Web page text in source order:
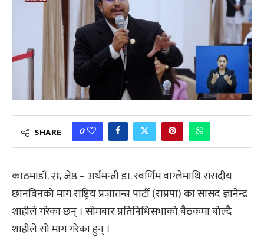
SHARE 0
काठमाडौं. २६ जेष्ठ – अर्थमन्त्री डा. स्वर्णिम वाग्लेमाथि संसदीय
छानबिनको माग राष्ट्रिय प्रजातन्त्र पार्टी (राप्रपा) का सांसद ज्ञानेन्द्र
शाहीले गरेका छन् । सोमबार प्रतिनिधिसभाको बैठकमा बोल्दै
शाहीले सो माग गरेका हुन् ।